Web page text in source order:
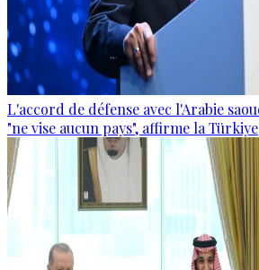
L'accord de défense avec l'Arabie
"ne vise aucun pays", affirme la Türkiye